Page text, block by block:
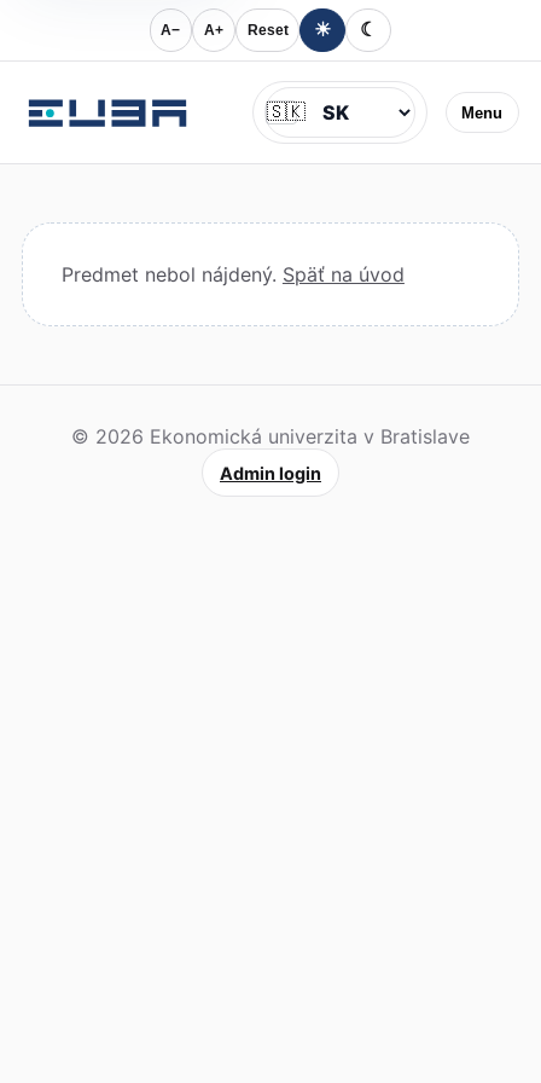
A− A+ Reset ☀ ☾
Menu
Jazyk
🇸🇰
Predmet nebol nájdený. Späť na úvod
© 2026 Ekonomická univerzita v Bratislave
Admin login